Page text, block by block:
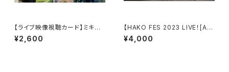
【ライブ映像視聴カード】ミキヒ
ト企画「エムズリズム2 vol.15」/
ハコフェス特典あり
¥2,600
【HAKO FES 2023 LIVE！[AL
L]】＠渋谷duo MUSIC EXCH
ANGE ( 無期限 映像視聴作品 )
¥4,000